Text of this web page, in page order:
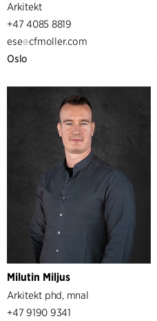
Arkitekt
+47 4085 8819
ese
cfmoller.com
Oslo
Milutin Miljus
Arkitekt phd, mnal
+47 9190 9341